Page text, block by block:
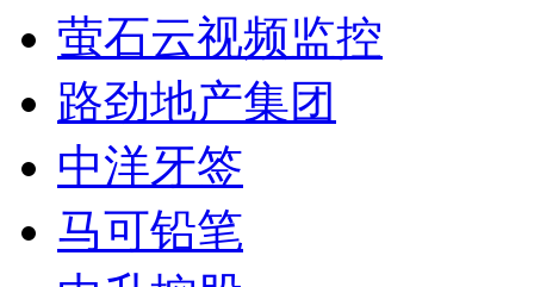
萤石云视频监控
路劲地产集团
中洋牙签
马可铅笔